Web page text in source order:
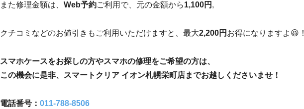
また修理金額は、 Web予約ご利用で、元の金額から1,100円 ,
クチコミなどのお値引きもご利用いただけますと、最大2,200円 お得になりますよ😆！
スマホケースをお探しの方やスマホの修理をご希望の方は、
この機会に是非、スマートクリア イオン札幌栄町店までお越しくださいませ！
電話番号： 011-788-8506